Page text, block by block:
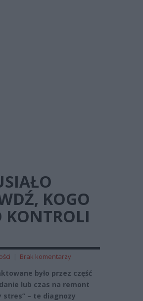
KOGO
KONTROLI
| Brak komentarzy
było przez część
lub czas na remont
stres” – te diagnozy